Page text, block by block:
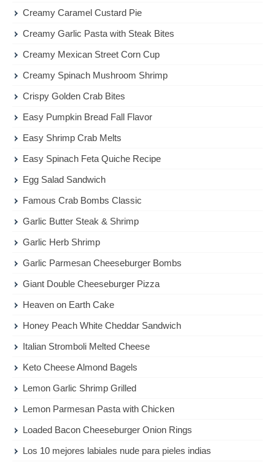
Creamy Caramel Custard Pie
Creamy Garlic Pasta with Steak Bites
Creamy Mexican Street Corn Cup
Creamy Spinach Mushroom Shrimp
Crispy Golden Crab Bites
Easy Pumpkin Bread Fall Flavor
Easy Shrimp Crab Melts
Easy Spinach Feta Quiche Recipe
Egg Salad Sandwich
Famous Crab Bombs Classic
Garlic Butter Steak & Shrimp
Garlic Herb Shrimp
Garlic Parmesan Cheeseburger Bombs
Giant Double Cheeseburger Pizza
Heaven on Earth Cake
Honey Peach White Cheddar Sandwich
Italian Stromboli Melted Cheese
Keto Cheese Almond Bagels
Lemon Garlic Shrimp Grilled
Lemon Parmesan Pasta with Chicken
Loaded Bacon Cheeseburger Onion Rings
Los 10 mejores labiales nude para pieles indias